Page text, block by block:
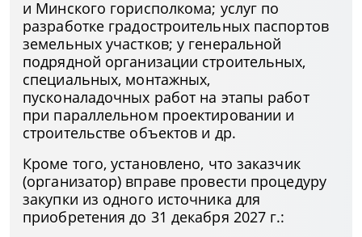
и Минского горисполкома; услуг по
разработке градостроительных паспортов
земельных участков; у генеральной
подрядной организации строительных,
специальных, монтажных,
пусконаладочных работ на этапы работ
при параллельном проектировании и
строительстве объектов и др.
Кроме того, установлено, что заказчик
(организатор) вправе провести процедуру
закупки из одного источника для
приобретения до 31 декабря 2027 г.: